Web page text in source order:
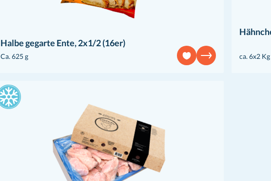
Halbe gegarte Ente, 2x1/2 (16er)
Ca. 625 g ca. 6x2 Kg